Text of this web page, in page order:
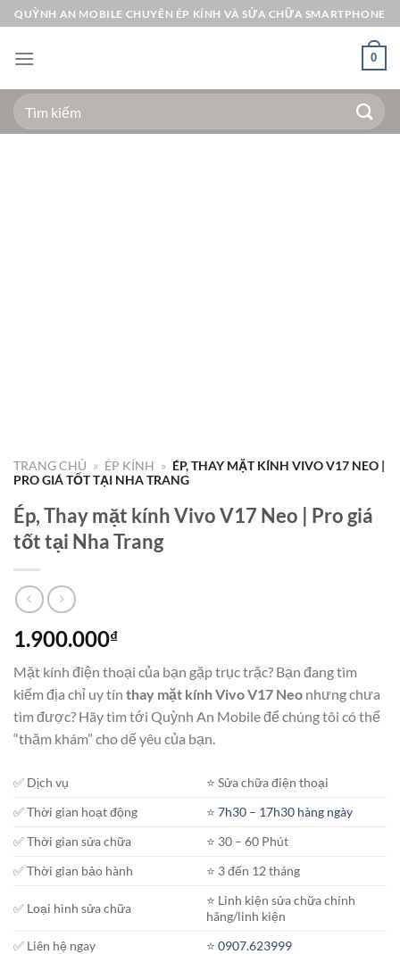
Bỏ
qua
nội
QUỲNH AN MOBILE CHUYÊN ÉP KÍNH VÀ SỬA CHỮA SMARTPHONE
0
Tìm
kiếm:
TRANG CHỦ » ÉP KÍNH » ÉP, THAY MẶT KÍNH VIVO V17 NEO |
PRO GIÁ TỐT TẠI NHA TRANG
Ép, Thay mặt kính Vivo V17 Neo | Pro giá
tốt tại Nha Trang
1.900.000₫
Mặt kính điện thoại của bạn gặp trục trặc? Bạn đang tìm
kiếm địa chỉ uy tín thay mặt kính Vivo V17 Neo nhưng chưa
tìm được? Hãy tìm tới Quỳnh An Mobile để chúng tôi có thể
“thăm khám” cho dế yêu của bạn.
✅ Dịch vụ
⭐️ Sửa chữa điện thoại
✅ Thời gian hoạt động
⭐️7h30 – 17h30 hàng ngày
✅ Thời gian sửa chữa
⭐️ 30 – 60 Phút
✅ Thời gian bảo hành
⭐️ 3 đến 12 tháng
✅ Loại hình sửa chữa
⭐️ Linh kiện sửa chữa chính
hãng/linh kiện
✅ Liên hệ ngay
⭐️0907.623999